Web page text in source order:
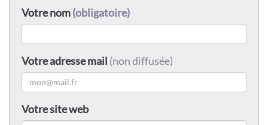
Votre nom(obligatoire)
Votre adresse mail (non diffusée)
Votre site web